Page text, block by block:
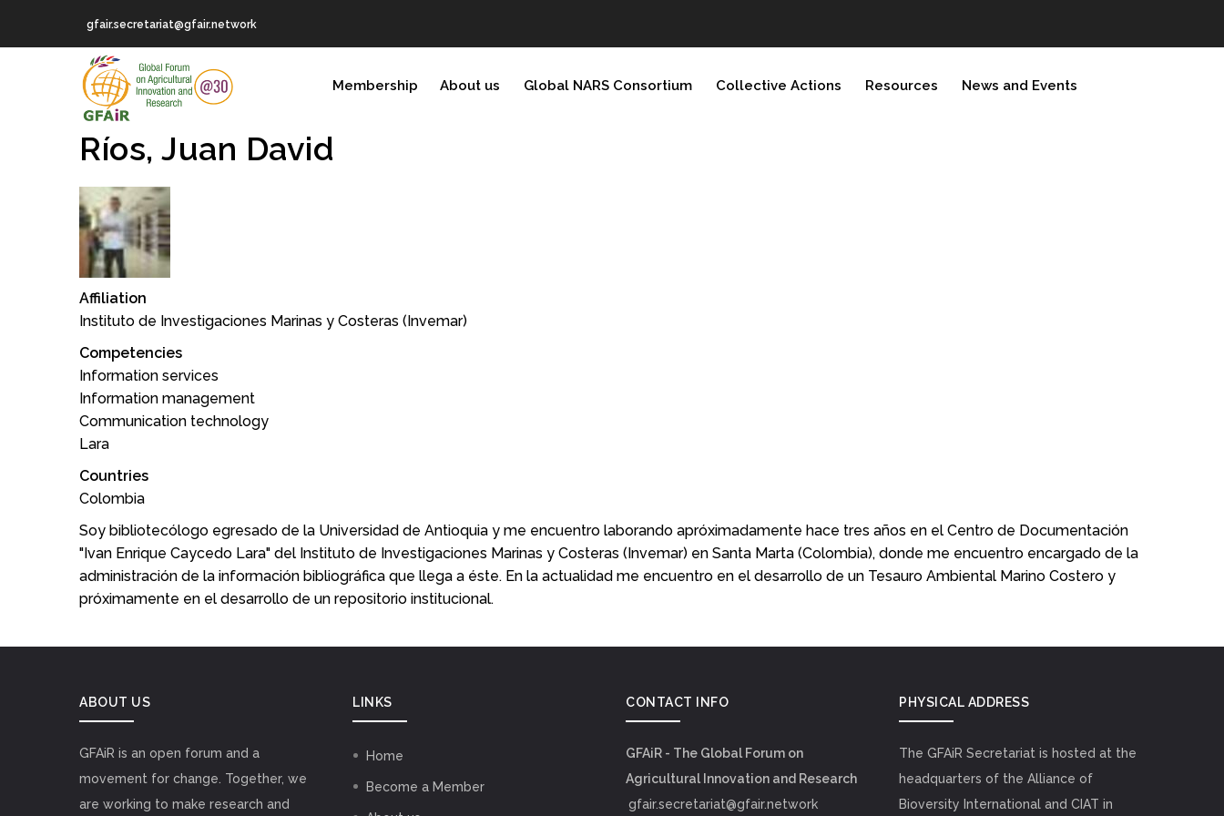
gfair.secretariat@gfair.network
NAVIGATION
Membership About us Global NARS Consortium Collective Actions Resources News and Events
Ríos, Juan David
Affiliation
Instituto de Investigaciones Marinas y Costeras (Invemar)
Competencies
Information services
Information management
Communication technology
Lara
Countries
Colombia
Soy bibliotecólogo egresado de la Universidad de Antioquia y me encuentro laborando apróximadamente hace tres años en el Centro de Documentación
"Ivan Enrique Caycedo Lara" del Instituto de Investigaciones Marinas y Costeras (Invemar) en Santa Marta (Colombia), donde me encuentro encargado de la
administración de la información bibliográfica que llega a éste. En la actualidad me encuentro en el desarrollo de un Tesauro Ambiental Marino Costero y
próximamente en el desarrollo de un repositorio institucional.
ABOUT US
GFAiR is an open forum and a
movement for change. Together, we
are working to make research and
LINKS
Home
Become a Member
CONTACT INFO
GFAiR - The Global Forum on
Agricultural Innovation and Research
gfair.secretariat@gfair.network
PHYSICAL ADDRESS
The GFAiR Secretariat is hosted at the
headquarters of the Alliance of
Bioversity International and CIAT in